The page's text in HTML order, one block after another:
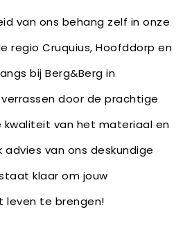
van ons behang zelf in onze
regio Cruquius, Hoofddorp en
bij Berg&Berg in
door de prachtige
kwaliteit van het materiaal en
van ons deskundige
klaar om jouw
leven te brengen!